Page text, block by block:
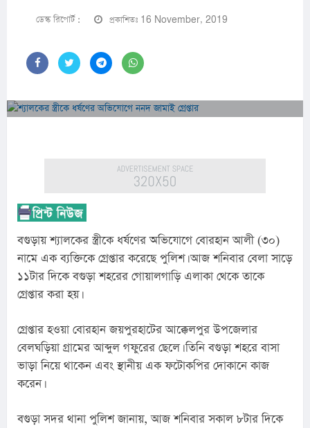
ডেস্ক রিপোর্ট : প্রকাশিতঃ 16 November, 2019
বগুড়ায় শ্যালকের স্ত্রীকে ধর্ষণের অভিযোগে বোরহান আলী (৩০)
নামে এক ব্যক্তিকে গ্রেপ্তার করেছে পুলিশ। আজ শনিবার বেলা সাড়ে
১১টার দিকে বগুড়া শহরের গোয়ালগাড়ি এলাকা থেকে তাকে
গ্রেপ্তার করা হয়।
গ্রেপ্তার হওয়া বোরহান জয়পুরহাটের আক্কেলপুর উপজেলার
বেলঘড়িয়া গ্রামের আব্দুল গফুরের ছেলে। তিনি বগুড়া শহরে বাসা
ভাড়া নিয়ে থাকেন এবং স্থানীয় এক ফটোকপির দোকানে কাজ
করেন।
বগুড়া সদর থানা পুলিশ জানায়, আজ শনিবার সকাল ৮টার দিকে